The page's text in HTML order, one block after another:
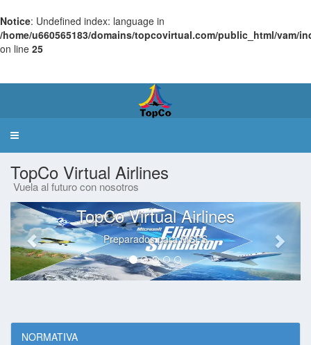
Notice: Undefined index: language in
/home/u660565183/domains/topcovirtual.com/public_html/vam/
on line 25
Toggle
TopCo Virtual Airlines
Vuela al futuro con nosotros
TopCo Virtual Airlines
Preparados para MSFS
NORMATIVA